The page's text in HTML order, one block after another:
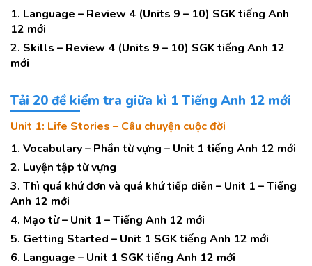
1. Language – Review 4 (Units 9 – 10) SGK tiếng Anh
12 mới
2. Skills – Review 4 (Units 9 – 10) SGK tiếng Anh 12
mới
Tải 20 đề kiểm tra giữa kì 1 Tiếng Anh 12 mới
Unit 1: Life Stories – Câu chuyện cuộc đời
1. Vocabulary – Phần từ vựng – Unit 1 tiếng Anh 12 mới
2. Luyện tập từ vựng
3. Thì quá khứ đơn và quá khứ tiếp diễn – Unit 1 – Tiếng
Anh 12 mới
4. Mạo từ – Unit 1 – Tiếng Anh 12 mới
5. Getting Started – Unit 1 SGK tiếng Anh 12 mới
6. Language – Unit 1 SGK tiếng Anh 12 mới